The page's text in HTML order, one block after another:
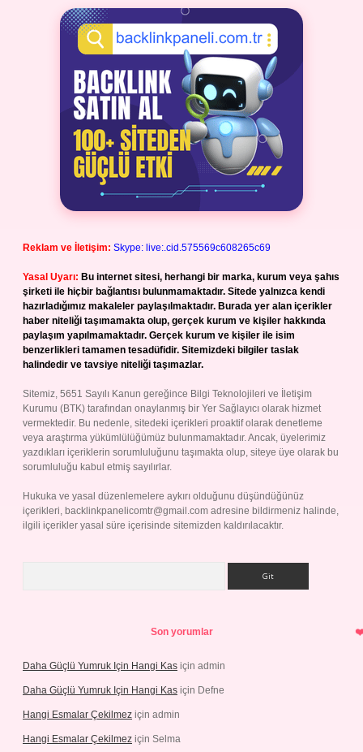
Reklam ve İletişim: Skype: live:.cid.575569c608265c69
Yasal Uyarı: Bu internet sitesi, herhangi bir marka, kurum veya şahıs
şirketi ile hiçbir bağlantısı bulunmamaktadır. Sitede yalnızca kendi
hazırladığımız makaleler paylaşılmaktadır. Burada yer alan içerikler
haber niteliği taşımamakta olup, gerçek kurum ve kişiler hakkında
paylaşım yapılmamaktadır. Gerçek kurum ve kişiler ile isim
benzerlikleri tamamen tesadüfidir. Sitemizdeki bilgiler taslak
halindedir ve tavsiye niteliği taşımazlar.
Sitemiz, 5651 Sayılı Kanun gereğince Bilgi Teknolojileri ve İletişim
Kurumu (BTK) tarafından onaylanmış bir Yer Sağlayıcı olarak hizmet
vermektedir. Bu nedenle, sitedeki içerikleri proaktif olarak denetleme
veya araştırma yükümlülüğümüz bulunmamaktadır. Ancak, üyelerimiz
yazdıkları içeriklerin sorumluluğunu taşımakta olup, siteye üye olarak bu
sorumluluğu kabul etmiş sayılırlar.
Hukuka ve yasal düzenlemelere aykırı olduğunu düşündüğünüz
içerikleri, backlinkpanelicomtr@gmail.com adresine bildirmeniz halinde,
ilgili içerikler yasal süre içerisinde sitemizden kaldırılacaktır.
Son yorumlar
Daha Güçlü Yumruk Için Hangi Kas için admin
Daha Güçlü Yumruk Için Hangi Kas için Defne
Hangi Esmalar Çekilmez için admin
Hangi Esmalar Çekilmez için Selma